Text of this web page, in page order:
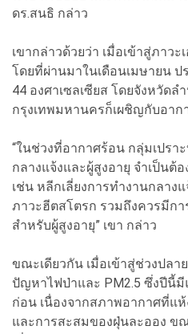
ดร.สนธิ กล่าว
เขากล่าวด้วยว่า เมื่อเข้าสู่ภาว
โดยที่ผ่านมาในเดือนเมษายน
44 องศาเซลเซียส โดยจังหวั
กรุงเทพมหานครก็เผชิญกับอาก
“ในช่วงที่อากาศร้อน กลุ่มเปรา
กลางแจ้งและผู้สูงอายุ จำเป็นต้
เช่น หลีกเลี่ยงการทำงานกลาง
ภาวะฮีตสโตรก รวมถึงควรมีก
สำหรับผู้สูงอายุ” เขา กล่าว
ขณะเดียวกัน เมื่อเข้าสู่ช่วงปลา
ปัญหาไฟป่าและ PM2.5 ซึ่งปีนี้
ก่อน เนื่องจากสภาพอากาศที่แห้
และการสะสมของฝุ่นละออง